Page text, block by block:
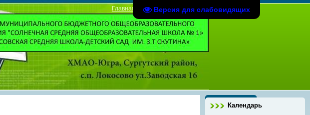
Версия для слабовидящих
Главная Регистрация| Вход
Календарь